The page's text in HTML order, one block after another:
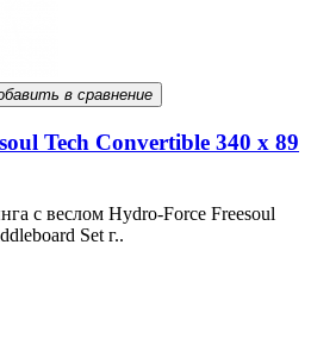
в сравнение
Tech Convertible 340 х 89
с веслом Hydro-Force Freesoul
Set г..